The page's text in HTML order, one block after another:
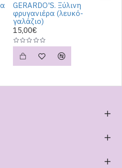
GERARDO'S. Ξύλινη
φρυγανιέρα (λευκό-
γαλάζιο)
15,00€